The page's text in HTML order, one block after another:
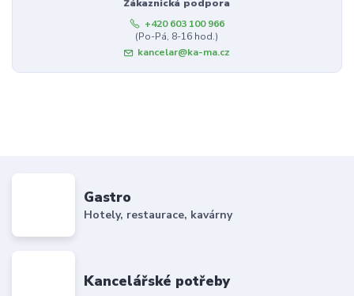
Zákaznická podpora
+420 603 100 966
(Po-Pá, 8-16 hod.)
kancelar@ka-ma.cz
Gastro
Hotely, restaurace, kavárny
Kancelářské potřeby